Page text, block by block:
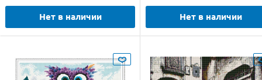
Нет в наличии Нет в наличии